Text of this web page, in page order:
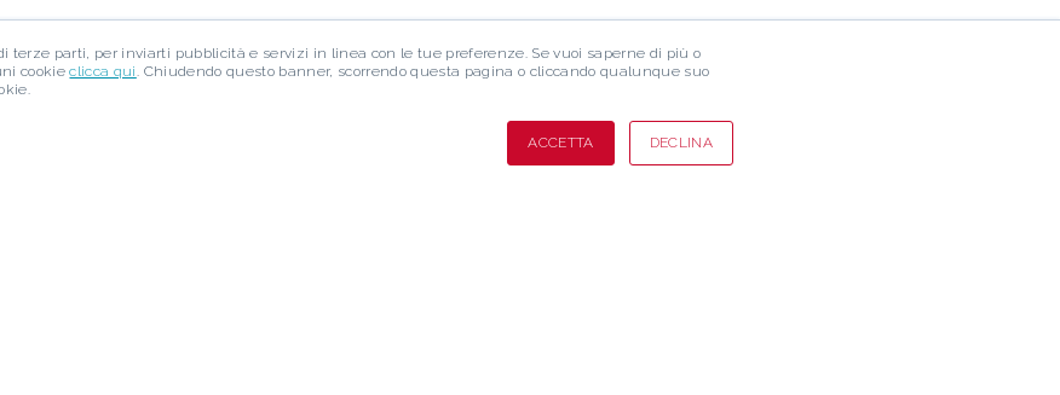
terze parti, per inviarti pubblicità e servizi in linea con le tue preferenze. Se vuoi saperne di più o
cookieclicca qui. Chiudendo questo banner, scorrendo questa pagina o cliccando qualunque suo
ACCETTA DECLINA